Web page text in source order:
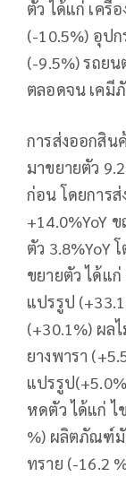
ตัว ได้แก่ เครื่
(-10.5%) อุป
(-9.5%) รถย
ตลอดจน เคมี
การส่งออกสิน
มาขยายตัว
ก่อน โดยการ
+14.0%YoY
ตัว 3.8%YoY
ขยายตัว ได้แ
แปรรูป
(+30.1%) ผล
ยางพารา
แปรรูป
หดตัว ได้แก่
%) ผลิตภัณฑ์มั
ทราย (-16.2